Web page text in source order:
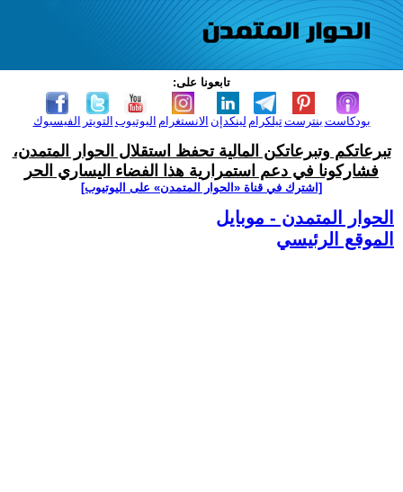
تابعونا على:
الفيسبوك التويتر اليوتيوب الانستغرام لينكدإن تيلكرامبنترست بودكاست
تبرعاتكم وتبرعاتكن المالية تحفظ استقلال الحوار المتمدن،
فشاركونا في دعم استمرارية هذا الفضاء اليساري الحر
[اشترك في قناة ‫«الحوار المتمدن» على اليوتيوب]
الحوار المتمدن - موبايل
الموقع الرئيسي